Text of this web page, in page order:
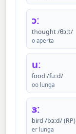
ɔː
thought /θɔːt/
o aperta
uː
food /fuːd/
oo lunga
ɜː
bird /bɜːd/ (RP)
er lunga